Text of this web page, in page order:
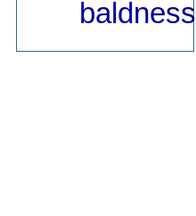
baldness